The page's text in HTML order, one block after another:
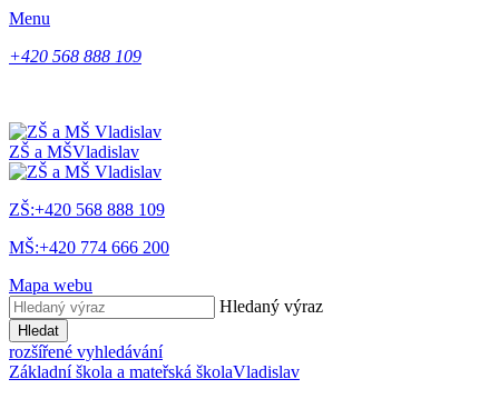
Menu
+420 568 888 109
ZŠ a MŠVladislav
ZŠ:+420 568 888 109
MŠ:+420 774 666 200
Mapa webu
Hledaný výraz
Hledat
rozšířené vyhledávání
Základní škola a mateřská školaVladislav